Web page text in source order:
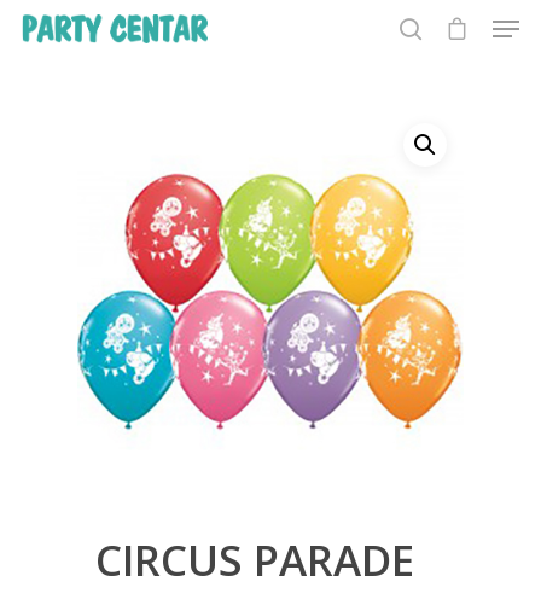
CIRCUS PARADE